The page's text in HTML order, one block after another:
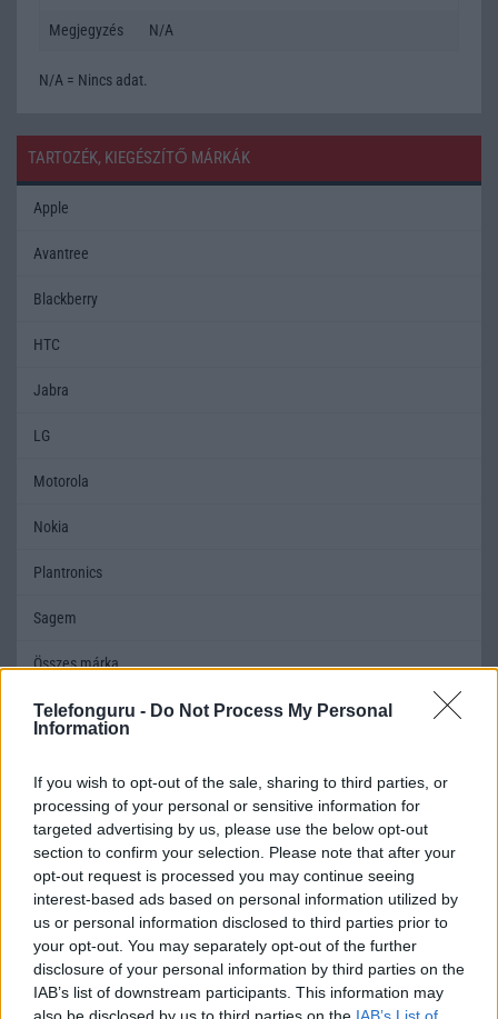
Telefonguru - Do Not Process My Personal
Information
If you wish to opt-out of the sale, sharing to third parties, or
processing of your personal or sensitive information for
targeted advertising by us, please use the below opt-out
section to confirm your selection. Please note that after your
opt-out request is processed you may continue seeing
interest-based ads based on personal information utilized by
us or personal information disclosed to third parties prior to
your opt-out. You may separately opt-out of the further
disclosure of your personal information by third parties on the
IAB’s list of downstream participants. This information may
also be disclosed by us to third parties on the IAB’s List of
Megjegyzés N/A
N/A = Nincs adat.
TARTOZÉK, KIEGÉSZÍTŐ MÁRKÁK
Apple
Avantree
Blackberry
HTC
Jabra
LG
Motorola
Nokia
Plantronics
Sagem
Összes márka
Mennyibe kerül
Keressen a telefonboltok ajánlatai között!
TELEFONOK GYORSLISTA
Márka :